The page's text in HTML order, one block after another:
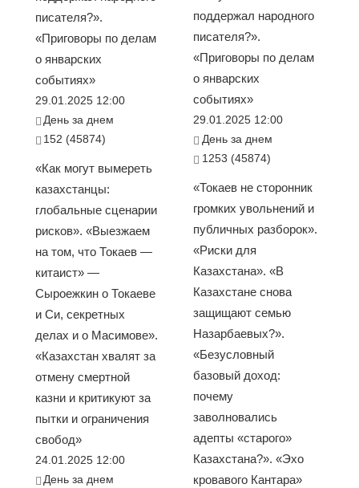
писателя?».
«Приговоры по делам
о январских
событиях»
29.01.2025 12:00
День за днем
152 (45874)
«Как могут вымереть
казахстанцы:
глобальные сценарии
рисков». «Выезжаем
на том, что Токаев —
китаист» —
Сыроежкин о Токаеве
и Си, секретных
делах и о Масимове».
«Казахстан хвалят за
отмену смертной
казни и критикуют за
пытки и ограничения
свобод»
24.01.2025 12:00
День за днем
поддержал народного
писателя?».
«Приговоры по делам
о январских
событиях»
29.01.2025 12:00
День за днем
1253 (45874)
«Токаев не сторонник
громких увольнений и
публичных разборок».
«Риски для
Казахстана». «В
Казахстане снова
защищают семью
Назарбаевых?».
«Безусловный
базовый доход:
почему
заволновались
адепты «старого»
Казахстана?». «Эхо
кровавого Кантара»